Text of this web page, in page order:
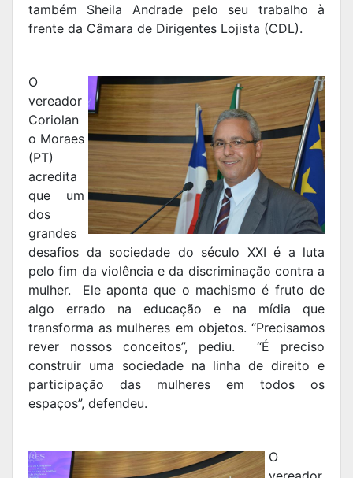
também Sheila Andrade pelo seu trabalho à
frente da Câmara de Dirigentes Lojista (CDL).
O
vereador
Coriolan
o Moraes
(PT)
acredita
que um
dos
grandes
desafios da sociedade do século XXI é a luta
pelo fim da violência e da discriminação contra a
mulher. Ele aponta que o machismo é fruto de
algo errado na educação e na mídia que
transforma as mulheres em objetos. “Precisamos
rever nossos conceitos”, pediu. “É preciso
construir uma sociedade na linha de direito e
participação das mulheres em todos os
espaços”, defendeu.
O